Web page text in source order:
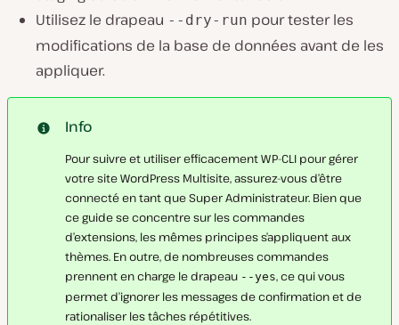
Utilisez le drapeau --dry-run pour tester les
modifications de la base de données avant de les
appliquer.
Info
Pour suivre et utiliser efficacement WP-CLI pour gérer
votre site WordPress Multisite, assurez-vous d’être
connecté en tant que Super Administrateur. Bien que
ce guide se concentre sur les commandes
d’extensions, les mêmes principes s’appliquent aux
thèmes. En outre, de nombreuses commandes
prennent en charge le drapeau --yes, ce qui vous
permet d’ignorer les messages de confirmation et de
rationaliser les tâches répétitives.